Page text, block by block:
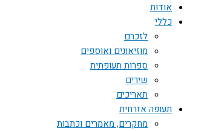
אודות
כללי
לזכרם
מוזיאונים ואוספים
ספרות תעופתית
שירים
תאריכים
תעופה אזרחית
מחקרים, מאמרים וכתבות